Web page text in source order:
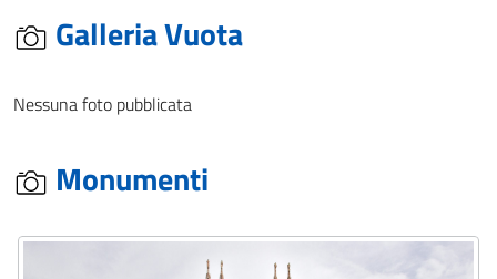
Galleria Vuota
Nessuna foto pubblicata
Monumenti